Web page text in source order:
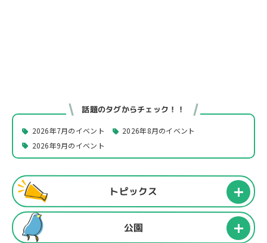
話題のタグからチェック！！
2026年7月のイベント
2026年8月のイベント
2026年9月のイベント
トピックス
公園